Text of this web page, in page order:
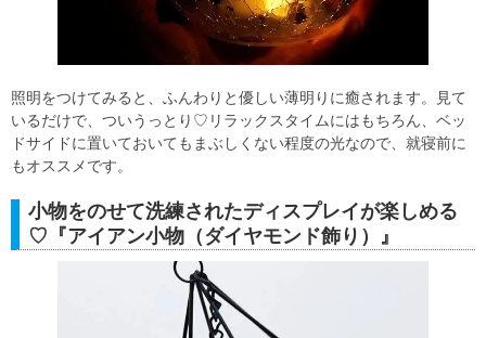
照明をつけてみると、ふんわりと優しい薄明りに癒されます。見て
いるだけで、ついうっとり♡リラックスタイムにはもちろん、ベッ
ドサイドに置いておいてもまぶしくない程度の光なので、就寝前に
もオススメです。
小物をのせて洗練されたディスプレイが楽しめる
♡『アイアン小物（ダイヤモンド飾り）』